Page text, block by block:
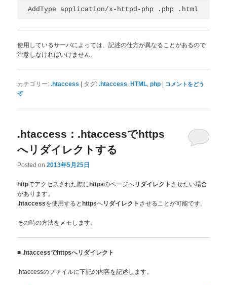
使用しているサーバによっては、記述の仕方が異なることがあるので
注意しなければいけません。
カテゴリー: .htaccess | タグ: .htaccess ,HTML ,php | コメントをどう
ぞ
.htaccess：.htaccessでhttps
へリダイレクトする
Posted on2013年5月25日
httpでアクセスされた際に httpsのページへリダイレクト させたい場合
があります。
.htaccessを使用すると httpsへリダイレクト させることが可能です。
その時の方法をメモします。
■.htaccessでhttpsへリダイレクト
.htaccessのファイルに下記の内容を記述します。